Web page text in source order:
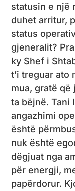
statusin e një
duhet arritur,
status
gjeneralit?
ky Shef i
t’i treguar ato
mua, gratë
ta bëjnë. Tani
angazhimi
është
nuk është
dëgjuat nga
për energji,
papërdorur.